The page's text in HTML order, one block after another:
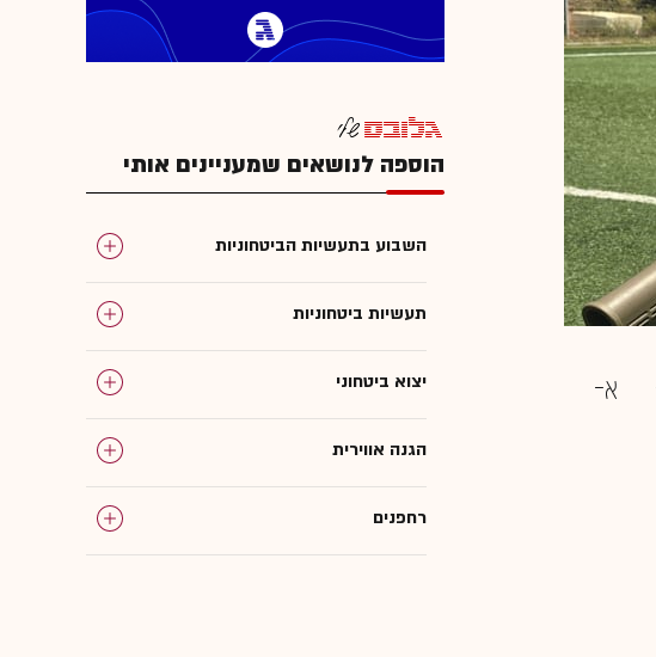
הוספה לנושאים שמעניינים אותי
השבוע בתעשיות הביטחוניות
תעשיות ביטחוניות
יצוא ביטחוני
הגנה אווירית
רחפנים